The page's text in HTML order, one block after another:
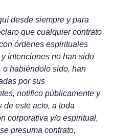
desde siempre y para
que cualquier contrato
órdenes espirituales
intenciones no han sido
o habiéndolo sido, han
por sus
notifico públicamente y
de este acto, a toda
corporativa y/o espiritual,
presuma contrato,